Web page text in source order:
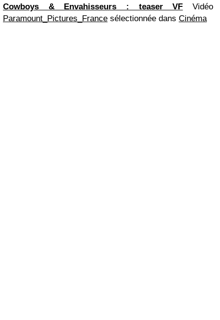
Cowboys & Envahisseurs : teaser VF Vidéo
Paramount_Pictures_France sélectionnée dans Cinéma